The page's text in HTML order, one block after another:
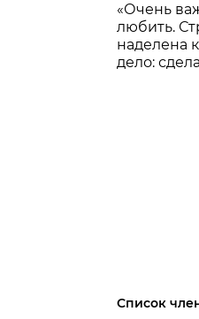
«Очень
любить.
наделена
дело:
Список